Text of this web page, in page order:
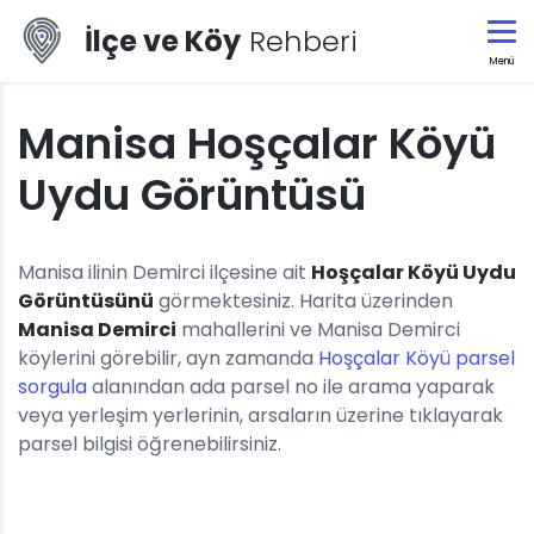
İlçe ve Köy Rehberi
Menü
Manisa Hoşçalar Köyü
Uydu Görüntüsü
Manisa ilinin Demirci ilçesine ait Hoşçalar Köyü Uydu
Görüntüsünü görmektesiniz. Harita üzerinden
Manisa Demirci mahallerini ve Manisa Demirci
köylerini görebilir, ayn zamanda Hoşçalar Köyü parsel
sorgulaalanından ada parsel no ile arama yaparak
veya yerleşim yerlerinin, arsaların üzerine tıklayarak
parsel bilgisi öğrenebilirsiniz.